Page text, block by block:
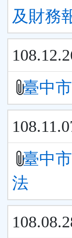
及財務
臺中
臺中
法